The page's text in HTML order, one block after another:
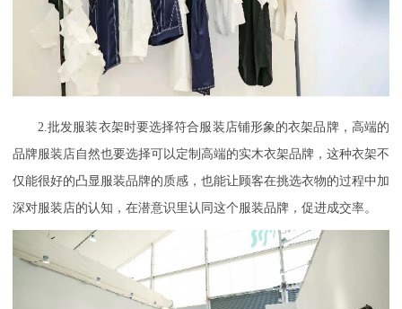
2.批发服装衣架时要选择符合服装店铺形象的衣架品牌，高端的
品牌服装店自然也要选择可以定制高端的实木衣架品牌，这种衣架不
仅能很好的凸显服装品牌的质感，也能让顾客在挑选衣物的过程中加
深对服装店的认知，在潜意识里认同这个服装品牌，促进成交率。